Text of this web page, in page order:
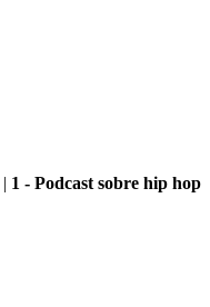
| 1 - Podcast sobre hip hop